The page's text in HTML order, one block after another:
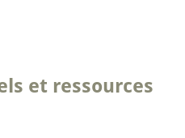
et ressources